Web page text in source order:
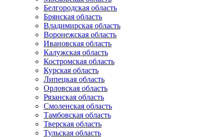
Белгородская область
Брянская область
Владимирская область
Воронежская область
Ивановская область
Калужская область
Костромская область
Курская область
Липецкая область
Орловская область
Рязанская область
Смоленская область
Тамбовская область
Тверская область
Тульская область